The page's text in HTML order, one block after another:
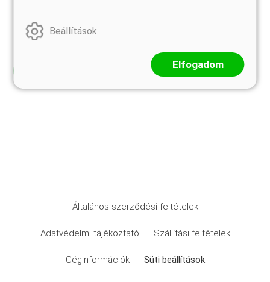
bordás szürkésfehér törzsei rajzolódnak a dús zöld
aljnövényzet fölé.
Általános szerződési feltételek
Adatvédelmi tájékoztató Szállítási feltételek
Céginformációk Süti beállítások
Beállítások
Elfogadom